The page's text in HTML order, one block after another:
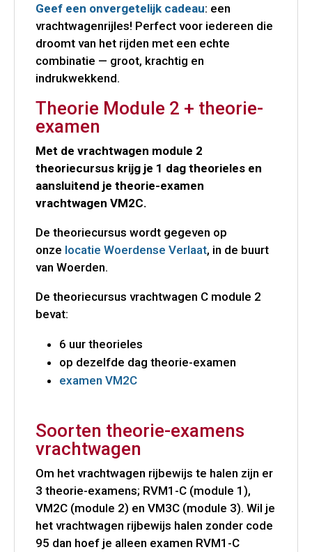
Geef een onvergetelijk cadeau: een
vrachtwagenrijles! Perfect voor iedereen die
droomt van het rijden met een echte
combinatie — groot, krachtig en
indrukwekkend.
Theorie Module 2 + theorie-
examen
Met de vrachtwagen module 2
theoriecursus krijg je 1 dag theorieles en
aansluitend je theorie-examen
vrachtwagen VM2C.
De theoriecursus wordt gegeven op
onze locatie Woerdense Verlaat, in de buurt
van Woerden.
De theoriecursus vrachtwagen C module 2
bevat:
6 uur theorieles
op dezelfde dag theorie-examen
examen VM2C
Soorten theorie-examens
vrachtwagen
Om het vrachtwagen rijbewijs te halen zijn er
3 theorie-examens; RVM1-C (module 1),
VM2C (module 2) en VM3C (module 3). Wil je
het vrachtwagen rijbewijs halen zonder code
95 dan hoef je alleen examen RVM1-C